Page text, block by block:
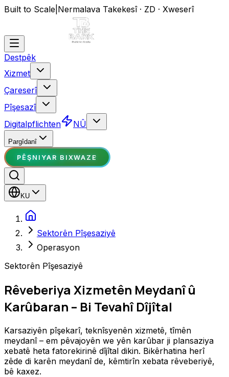
Built to Scale Nermalava Takekesî · ZD · Xweserî
Destpêk
Xizmet
Çareserî
Pîşesazî
Digitalpflichten
NÛ
Pargîdanî
PÊŞNIYAR BIXWAZE
KU
Sektorên Pîşesaziyê
Operasyon
Sektorên Pîşesaziyê
Rêveberiya Xizmetên Meydanî û
Karûbaran – Bi Tevahî Dîjîtal
Karsaziyên pîşekarî, teknîsyenên xizmetê, tîmên
meydanî – em pêvajoyên we yên karûbar ji plansaziya
xebatê heta fatorekirinê dîjîtal dikin. Bikêrhatina herî
zêde di karên meydanî de, kêmtirîn xebata rêveberiyê,
bê kaxez.